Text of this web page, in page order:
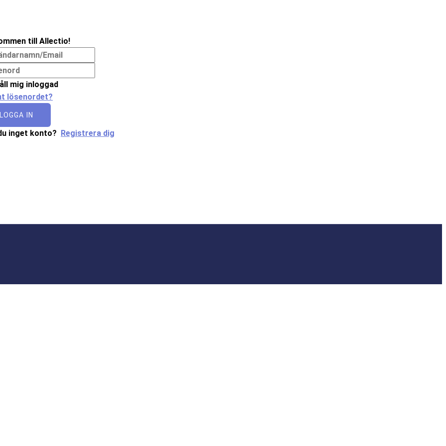
till Allectio!
mig inloggad
lösenordet?
LOGGA IN
inget konto? Registrera dig